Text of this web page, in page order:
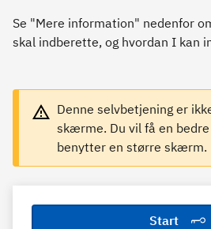
Se "Mere information" nedenfor
skal indberette, og hvordan I kan
Denne selvbetjening er
skærme. Du vil få en
benytter en større skærm.
Start